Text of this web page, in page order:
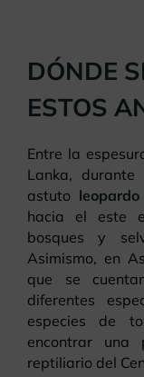
DÓNDE
ESTOS
Entre la
Lanka,
astuto
hacia el este
bosques y
Asimismo, en
que se
diferentes
especies de
encontrar una
reptiliario del